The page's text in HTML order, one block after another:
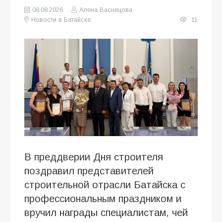
08.08.2026
Алена Васнецова
Новости в Батайске
11
В преддверии Дня строителя
поздравил представителей
строительной отрасли Батайска с
профессиональным праздником и
вручил награды специалистам, чей